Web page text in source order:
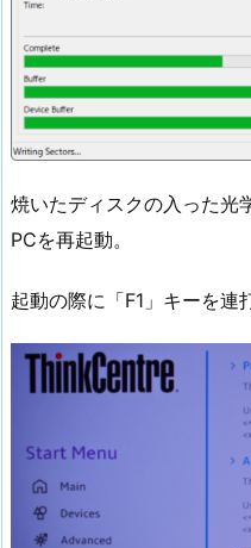
焼いたディスクの入った光
PCを再起動。
起動の際に「F1」キーを連